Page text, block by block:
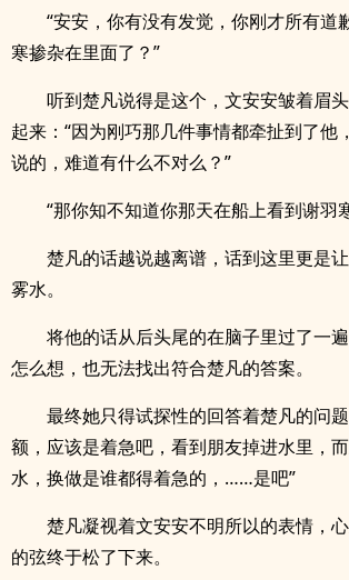
“安安，你有没有发觉，你刚才所有道
寒掺杂在里面了？”
听到楚凡说得是这个，文安安皱着眉
起来：“因为刚巧那几件事情都牵扯到了他
说的，难道有什么不对么？”
“那你知不知道你那天在船上看到谢羽
楚凡的话越说越离谱，话到这里更是
雾水。
将他的话从后头尾的在脑子里过了一
怎么想，也无法找出符合楚凡的答案。
最终她只得试探性的回答着楚凡的问题
额，应该是着急吧，看到朋友掉进水里，
水，换做是谁都得着急的，……是吧”
楚凡凝视着文安安不明所以的表情，
的弦终于松了下来。